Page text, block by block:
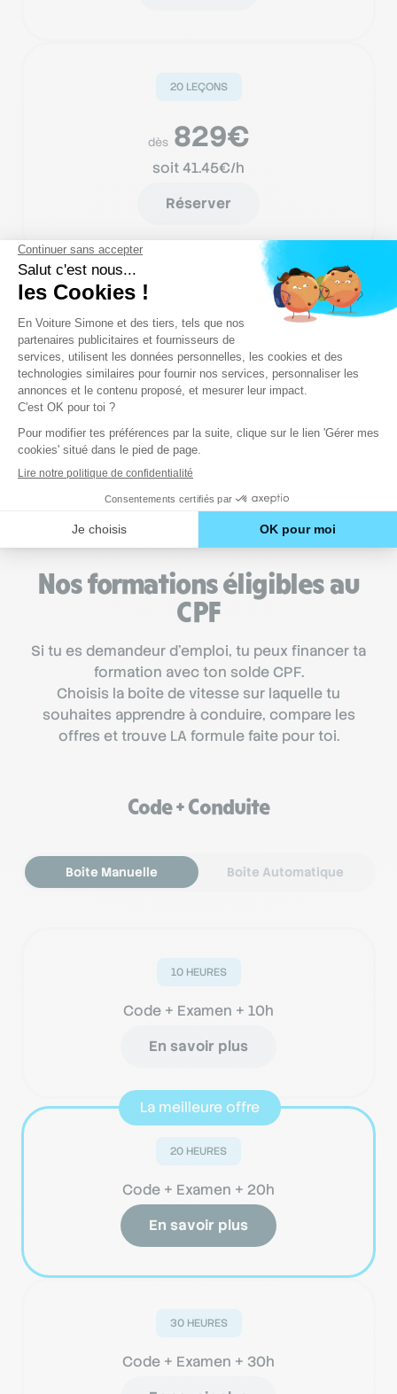
20 LEÇONS
dès 829€
soit 41.45€/h
Réserver
dès1169€
soit 38.97€/h
Nos formations éligibles au
CPF
Si tu es demandeur d'emploi, tu peux financer ta
formation avec ton solde CPF.
Choisis la boîte de vitesse sur laquelle tu
souhaites apprendre à conduire, compare les
offres et trouve LA formule faite pour toi.
Code + Conduite
Boîte Manuelle Boîte Automatique
10 HEURES
Code + Examen + 10h
En savoir plus
20 HEURES
Code + Examen + 20h
En savoir plus
30 HEURES
Code + Examen + 30h